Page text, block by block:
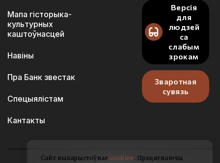
Мапа гісторыка-
культурных
каштоўнасцей
Навіны
Пра Банк звестак
Спецыялістам
Кантакты
Версія
для
людзей
са
слабым
зрокам
Зваротная
сувязь
Сайт выкарыстоўвае cookies. Працягваючы